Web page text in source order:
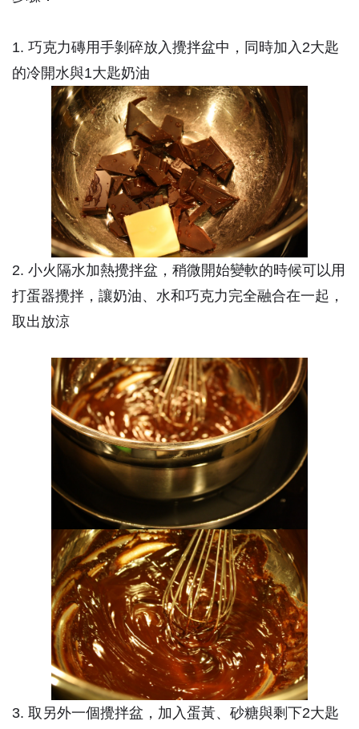
1. 巧克力磚用手剝碎放入攪拌盆中，同時加入2大匙
的冷開水與1大匙奶油
2. 小火隔水加熱攪拌盆，稍微開始變軟的時候可以用
打蛋器攪拌，讓奶油、水和巧克力完全融合在一起，
取出放涼
3. 取另外一個攪拌盆，加入蛋黃、砂糖與剩下2大匙